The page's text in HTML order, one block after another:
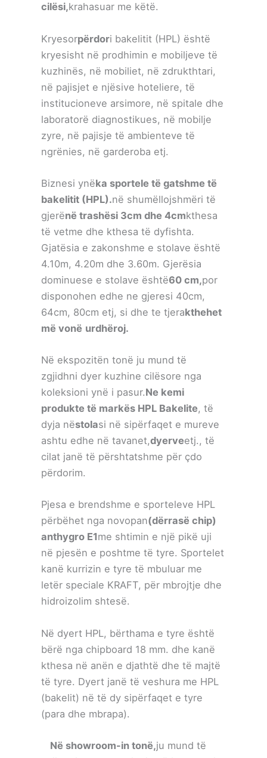
cilësi,krahasuar me këtë.
Kryesorpërdori bakelitit (HPL) është
kryesisht në prodhimin e mobiljeve të
kuzhinës, në mobiliet, në zdrukthtari,
në pajisjet e njësive hoteliere, të
institucioneve arsimore, në spitale dhe
laboratorë diagnostikues, në mobilje
zyre, në pajisje të ambienteve të
ngrënies, në garderoba etj.
Biznesi ynëka sportele të gatshme të
bakelitit (HPL).në shumëllojshmëri të
gjerënë trashësi 3cm dhe 4cmkthesa
të vetme dhe kthesa të dyfishta.
Gjatësia e zakonshme e stolave ​​është
4.10m, 4.20m dhe 3.60m. Gjerësia
dominuese e stolave ​​është60 cm,por
disponohen edhe ne gjeresi 40cm,
64cm, 80cm etj, si dhe te tjerakthehet
më vonë urdhëroj.
Në ekspozitën tonë ju mund të
zgjidhni dyer kuzhine cilësore nga
koleksioni ynë i pasur.Ne kemi
produkte të markës HPL Bakelite, të
dyja nëstolasi në sipërfaqet e mureve
ashtu edhe në tavanet,dyerveetj., të
cilat janë të përshtatshme për çdo
përdorim.
Pjesa e brendshme e sporteleve HPL
përbëhet nga novopan(dërrasë chip)
anthygro E1me shtimin e një pikë uji
në pjesën e poshtme të tyre. Sportelet
kanë kurrizin e tyre të mbuluar me
letër speciale KRAFT, për mbrojtje dhe
hidroizolim shtesë.
Në dyert HPL, bërthama e tyre është
bërë nga chipboard 18 mm. dhe kanë
kthesa në anën e djathtë dhe të majtë
të tyre. Dyert janë të veshura me HPL
(bakelit) në të dy sipërfaqet e tyre
(para dhe mbrapa).
Në showroom-in tonë,ju mund të